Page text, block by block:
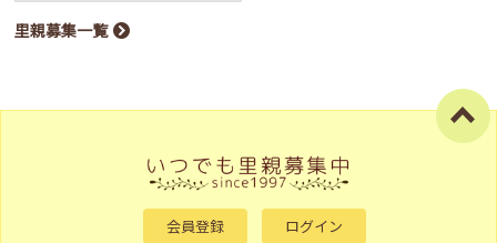
里親募集一覧
会員登録 ログイン